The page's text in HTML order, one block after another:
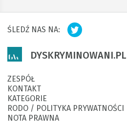
DYSKRYMINOWANI.PL
ZESPÓŁ
KONTAKT
KATEGORIE
RODO / POLITYKA PRYWATNOŚCI
NOTA PRAWNA
ŚLEDŹ NAS NA: